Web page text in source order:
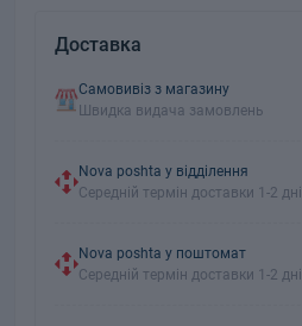
Доставка
Самовивіз з магазину
Швидка видача замовлень
Nova poshta у відділення
Середній термін доставки 1-2 дні
Nova poshta у поштомат
Середній термін доставки 1-2 дні